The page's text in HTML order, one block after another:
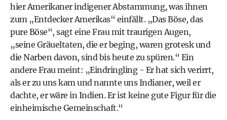
hier Amerikaner indigener Abstammung, was ihnen
zum „Entdecker Amerikas“ einfällt. „Das Böse, das
pure Böse“, sagt eine Frau mit traurigen Augen,
„seine Gräueltaten, die er beging, waren grotesk und
die Narben davon, sind bis heute zu spüren.“ Ein
andere Frau meint: „Eindringling - Er hat sich verirrt,
als er zu uns kam und nannte uns Indianer, weil er
dachte, er wäre in Indien. Er ist keine gute Figur für die
einheimische Gemeinschaft.“